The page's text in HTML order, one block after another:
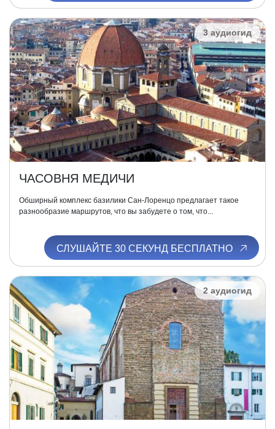
3 аудиогид
ЧАСОВНЯ МЕДИЧИ
Обширный комплекс базилики Сан-Лоренцо предлагает такое
разнообразие маршрутов, что вы забудете о том, что...
СЛУШАЙТЕ 30 СЕКУНД БЕСПЛАТНО
2 аудиогид